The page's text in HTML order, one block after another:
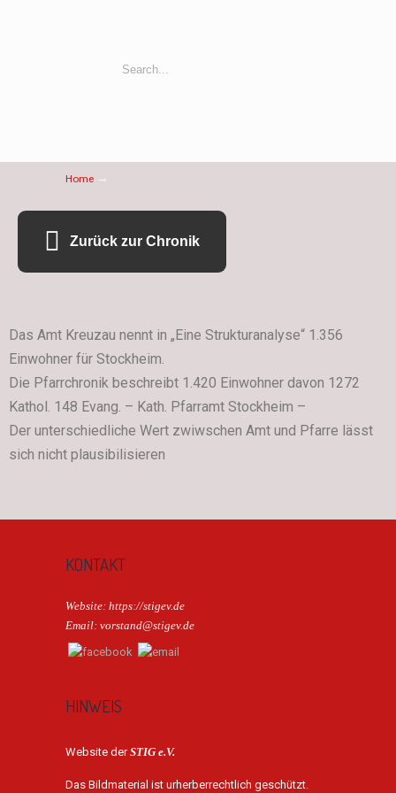
Home →
Zurück zur Chronik
Das Amt Kreuzau nennt in „Eine Strukturanalyse“ 1.356
Einwohner für Stockheim.
Die Pfarrchronik beschreibt 1.420 Einwohner davon 1272
Kathol. 148 Evang. – Kath. Pfarramt Stockheim –
Der unterschiedliche Wert zwiwschen Amt und Pfarre lässt
sich nicht plausibilisieren
KONTAKT
Website: https://stigev.de
Email: vorstand@stigev.de
HINWEIS
Website derSTIG e.V.
Das Bildmaterial ist urherberrechtlich geschützt.